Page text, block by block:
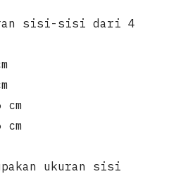
sisi-sisi dari 4
ukuran sisi